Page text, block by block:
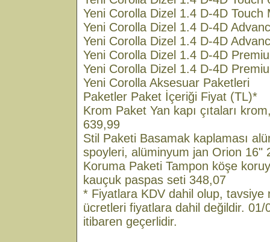
Yeni Corolla Dizel 1.4 D-4D
Yeni Corolla Dizel 1.4 D-4D
Yeni Corolla Dizel 1.4 D-4D
Yeni Corolla Dizel 1.4 D-4D
Yeni Corolla Dizel 1.4 D-4D
Yeni Corolla Aksesuar Paketleri
Paketler Paket İçeriği Fiyat (TL)*
Krom Paket Yan kapı çıtaları
639,99
Stil Paketi Basamak kaplaması
spoyleri, alüminyum jan Orion 16"
Koruma Paketi Tampon köşe
kauçuk paspas seti 348,07
* Fiyatlara KDV dahil olup, tavsiye
ücretleri fiyatlara dahil değildir. 01/
itibaren geçerlidir.